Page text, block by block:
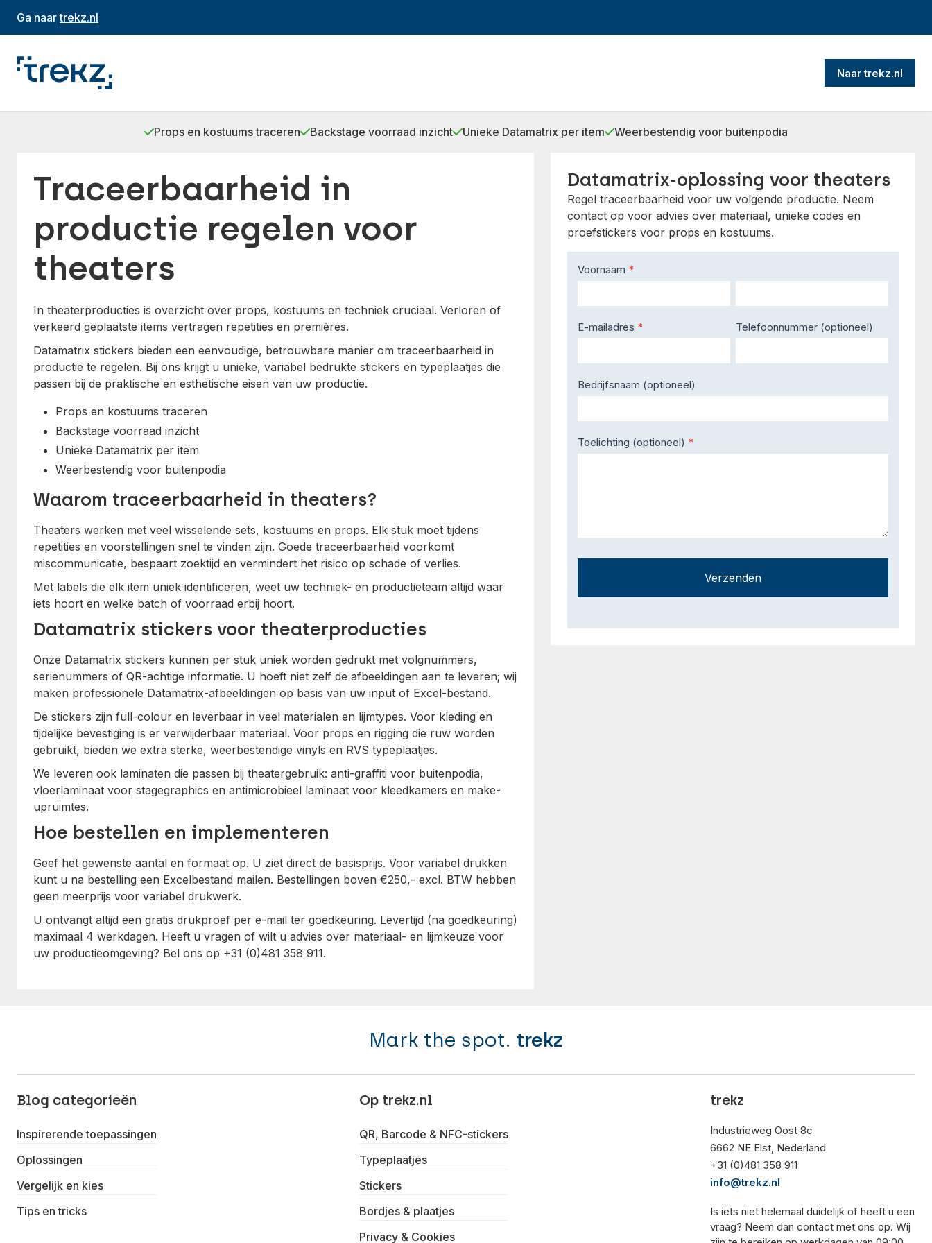
Ga naartrekz.nl
Naar trekz.nl
Props en kostuums traceren Backstage voorraad inzicht Unieke Datamatrix per item Weerbestendig voor buitenpodia
Traceerbaarheid in
productie regelen voor
theaters
In theaterproducties is overzicht over props, kostuums en techniek cruciaal. Verloren of
verkeerd geplaatste items vertragen repetities en premières.
Datamatrix stickers bieden een eenvoudige, betrouwbare manier om traceerbaarheid in
productie te regelen. Bij ons krijgt u unieke, variabel bedrukte stickers en typeplaatjes die
passen bij de praktische en esthetische eisen van uw productie.
Props en kostuums traceren
Backstage voorraad inzicht
Unieke Datamatrix per item
Weerbestendig voor buitenpodia
Waarom traceerbaarheid in theaters?
Theaters werken met veel wisselende sets, kostuums en props. Elk stuk moet tijdens
repetities en voorstellingen snel te vinden zijn. Goede traceerbaarheid voorkomt
miscommunicatie, bespaart zoektijd en vermindert het risico op schade of verlies.
Met labels die elk item uniek identificeren, weet uw techniek- en productieteam altijd waar
iets hoort en welke batch of voorraad erbij hoort.
Datamatrix stickers voor theaterproducties
Onze Datamatrix stickers kunnen per stuk uniek worden gedrukt met volgnummers,
serienummers of QR-achtige informatie. U hoeft niet zelf de afbeeldingen aan te leveren; wij
maken professionele Datamatrix-afbeeldingen op basis van uw input of Excel-bestand.
De stickers zijn full-colour en leverbaar in veel materialen en lijmtypes. Voor kleding en
tijdelijke bevestiging is er verwijderbaar materiaal. Voor props en rigging die ruw worden
gebruikt, bieden we extra sterke, weerbestendige vinyls en RVS typeplaatjes.
We leveren ook laminaten die passen bij theatergebruik: anti-graffiti voor buitenpodia,
vloerlaminaat voor stagegraphics en antimicrobieel laminaat voor kleedkamers en make-
upruimtes.
Hoe bestellen en implementeren
Geef het gewenste aantal en formaat op. U ziet direct de basisprijs. Voor variabel drukken
kunt u na bestelling een Excelbestand mailen. Bestellingen boven €250,- excl. BTW hebben
geen meerprijs voor variabel drukwerk.
U ontvangt altijd een gratis drukproef per e-mail ter goedkeuring. Levertijd (na goedkeuring)
maximaal 4 werkdagen. Heeft u vragen of wilt u advies over materiaal- en lijmkeuze voor
uw productieomgeving? Bel ons op +31 (0)481 358 911.
Datamatrix-oplossing voor theaters
Regel traceerbaarheid voor uw volgende productie. Neem
contact op voor advies over materiaal, unieke codes en
proefstickers voor props en kostuums.
Contact
Us
Voornaam *
E-mailadres * Telefoonnummer (optioneel)
Bedrijfsnaam (optioneel)
Toelichting (optioneel) *
Verzenden
Mark the spot. trekz
Blog categorieën
Inspirerende toepassingen
Oplossingen
Vergelijk en kies
Tips en tricks
Op trekz.nl
QR, Barcode & NFC-stickers
Typeplaatjes
Stickers
Bordjes & plaatjes
Privacy & Cookies
trekz
Industrieweg Oost 8c
6662 NE Elst, Nederland
+31 (0)481 358 911
info@trekz.nl
Is iets niet helemaal duidelijk of heeft u een
vraag? Neem dan contact met ons op. Wij